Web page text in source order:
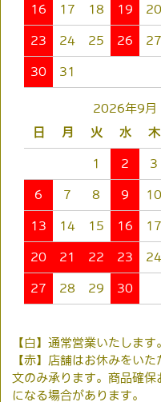
16 17 18 19 20
23 24 25 26 27
30 31
2026年9月
日
月 火 水 木
1 2 3
6 7 8 9 10
13 14 15 16 17
20 21 22 23 24
27 28 29 30
【白】通常営業いたします
【赤】店舗はお休みをい
文のみ承ります。商品確
になる場合があります。